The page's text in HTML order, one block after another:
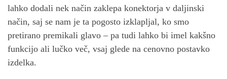
lahko dodali nek način zaklepa konektorja v daljinski
način, saj se nam je ta pogosto izklapljal, ko smo
pretirano premikali glavo – pa tudi lahko bi imel kakšno
funkcijo ali lučko več, vsaj glede na cenovno postavko
izdelka.